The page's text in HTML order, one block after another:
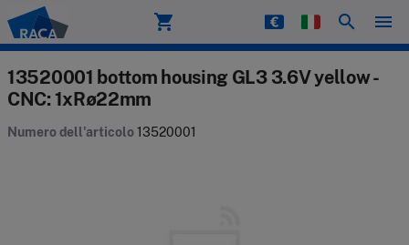
Raca shopping_cart search menu
13520001 bottom housing GL3 3.6V yellow -
CNC: 1xRø22mm
Numero dell'articolo13520001